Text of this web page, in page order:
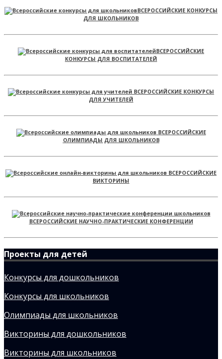
ВСЕРОССИЙСКИЕ КОНКУРСЫ
ДЛЯ ШКОЛЬНИКОВ
ВСЕРОССИЙСКИЕ
КОНКУРСЫ ДЛЯ ВОСПИТАТЕЛЕЙ
ВСЕРОССИЙСКИЕ КОНКУРСЫ
ДЛЯ УЧИТЕЛЕЙ
ВСЕРОССИЙСКИЕ
ОЛИМПИАДЫ ДЛЯ ШКОЛЬНИКОВ
ВСЕРОССИЙСКИЕ
ВИКТОРИНЫ
ВСЕРОССИЙСКИЕ НАУЧНО-ПРАКТИЧЕСКИЕ КОНФЕРЕНЦИИ
Проекты для детей
Конкурсы для дошкольников
Конкурсы для школьников
Олимпиады для школьников
Викторины для дошкольников
Викторины для школьников